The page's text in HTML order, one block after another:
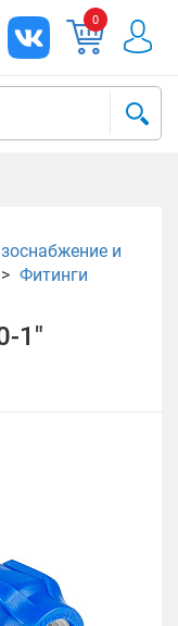
0
и
Фитинги
1"